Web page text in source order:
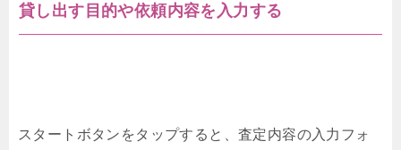
貸し出す目的や依頼内容を入力する
スタートボタンをタップすると、査定内容の入力フォ